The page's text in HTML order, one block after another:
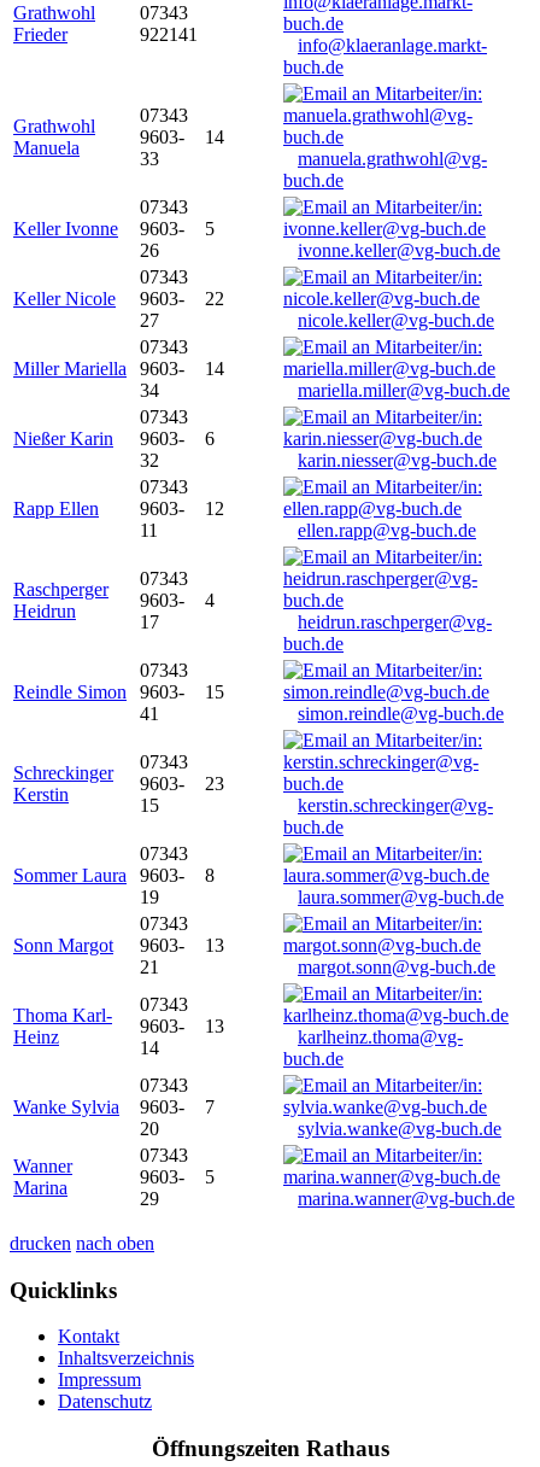
Grathwohl
Frieder
07343
922141
info@klaeranlage.markt-
buch.de
Grathwohl
Manuela
07343
9603-
33
14
manuela.grathwohl@vg-
buch.de
Keller Ivonne
07343
9603-
26
5
ivonne.keller@vg-buch.de
Keller Nicole
07343
9603-
27
22
nicole.keller@vg-buch.de
Miller Mariella
07343
9603-
34
14
mariella.miller@vg-buch.de
Nießer Karin
07343
9603-
32
6
karin.niesser@vg-buch.de
Rapp Ellen
07343
9603-
11
12
ellen.rapp@vg-buch.de
Raschperger
Heidrun
07343
9603-
17
4
heidrun.raschperger@vg-
buch.de
Reindle Simon
07343
9603-
41
15
simon.reindle@vg-buch.de
Schreckinger
Kerstin
07343
9603-
15
23
kerstin.schreckinger@vg-
buch.de
Sommer Laura
07343
9603-
19
8
laura.sommer@vg-buch.de
Sonn Margot
07343
9603-
21
13
margot.sonn@vg-buch.de
Thoma Karl-
Heinz
07343
9603-
14
13
karlheinz.thoma@vg-
buch.de
Wanke Sylvia
07343
9603-
20
7
sylvia.wanke@vg-buch.de
Wanner
Marina
07343
9603-
29
5
marina.wanner@vg-buch.de
drucken nach oben
Quicklinks
Kontakt
Inhaltsverzeichnis
Impressum
Datenschutz
Öffnungszeiten Rathaus